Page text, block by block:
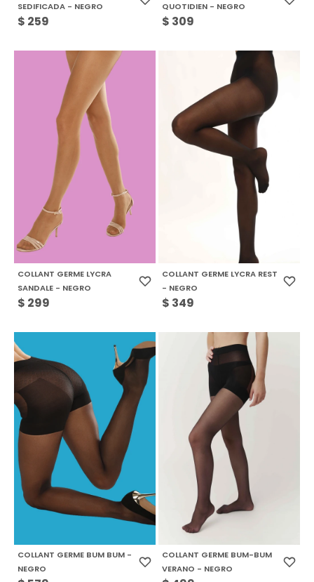
SEDIFICADA - NEGRO
$ 259
QUOTIDIEN - NEGRO
$ 309
COLLANT GERME LYCRA
SANDALE - NEGRO
$ 299
COLLANT GERME LYCRA REST
- NEGRO
$ 349
COLLANT GERME BUM BUM -
NEGRO
COLLANT GERME BUM-BUM
VERANO - NEGRO